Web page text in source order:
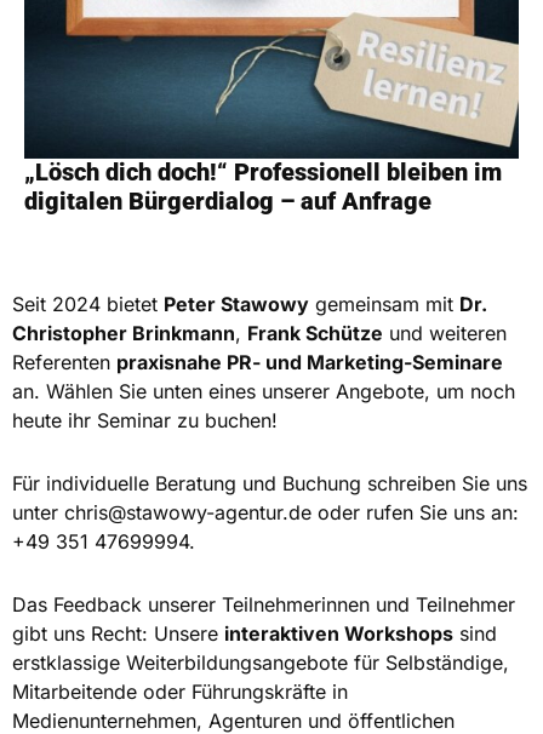
„Lösch dich doch!“ Professionell bleiben im
digitalen Bürgerdialog – auf Anfrage
Seit 2024 bietet Peter Stawowy gemeinsam mit Dr.
Christopher Brinkmann, Frank Schütze und weiteren
Referenten praxisnahe PR- und Marketing-Seminare
an. Wählen Sie unten eines unserer Angebote, um noch
heute ihr Seminar zu buchen!
Für individuelle Beratung und Buchung schreiben Sie uns
unter chris@stawowy-agentur.de oder rufen Sie uns an:
+49 351 47699994.
Das Feedback unserer Teilnehmerinnen und Teilnehmer
gibt uns Recht: Unsere interaktiven Workshops sind
erstklassige Weiterbildungsangebote für Selbständige,
Mitarbeitende oder Führungskräfte in
Medienunternehmen, Agenturen und öffentlichen